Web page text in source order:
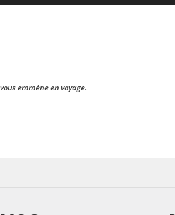
emmène en voyage.